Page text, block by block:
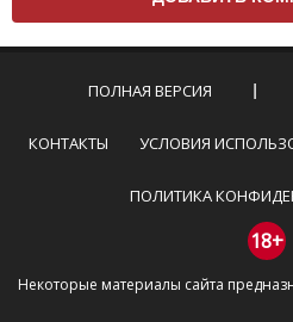
Комментарий не может
эмоциональных
Не стоит отклоняться
Пожалуйста, не
призывы к насилию и
направленные на
межнациональной и
пожалейте наших
очень славные ребята,
ПОЛНАЯ ВЕРСИЯ
КОНТАКТЫ УСЛОВИЯ
ПОЛИТИКА
18+
Некоторые материалы сайта